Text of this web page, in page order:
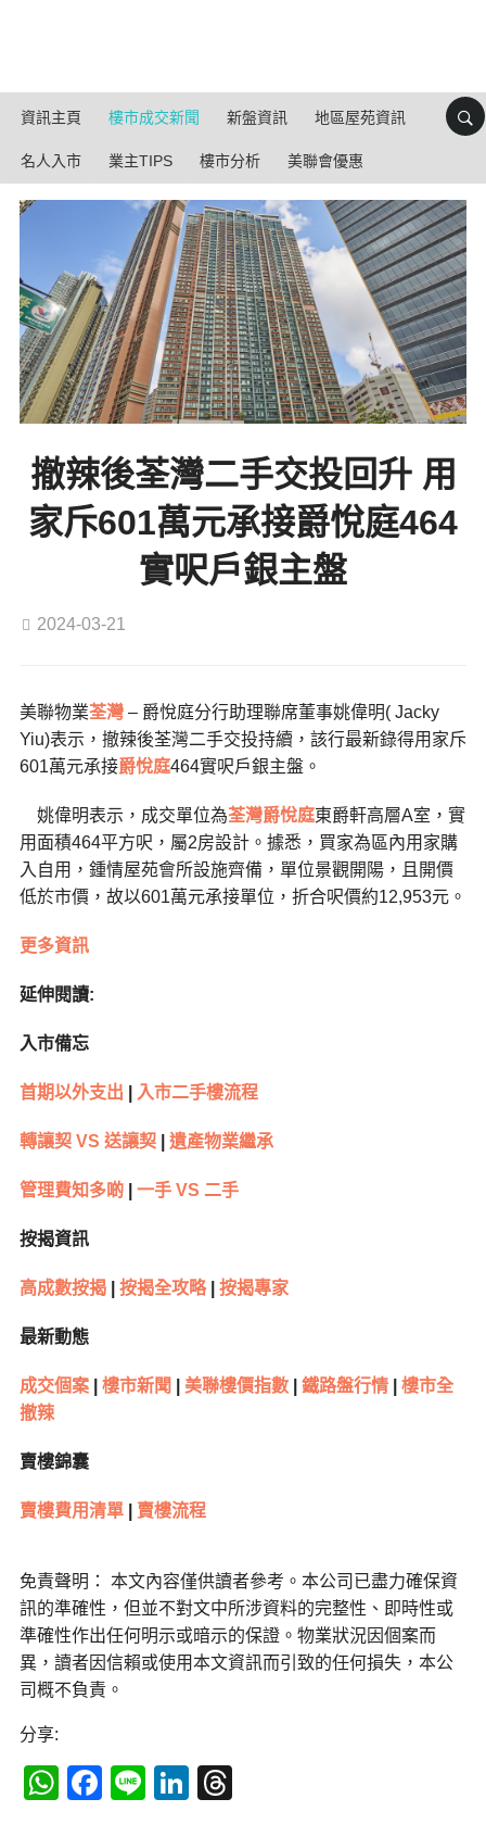
資訊主頁 樓市成交新聞 新盤資訊 地區屋苑資訊
名人入市 業主TIPS 樓市分析 美聯會優惠
撤辣後荃灣二手交投回升 用
家斥601萬元承接爵悅庭464
實呎戶銀主盤
2024-03-21
美聯物業荃灣– 爵悅庭分行助理聯席董事姚偉明( Jacky
Yiu)表示，撤辣後荃灣二手交投持續，該行最新錄得用家斥
601萬元承接爵悅庭464實呎戶銀主盤。
姚偉明表示，成交單位為荃灣爵悅庭東爵軒高層A室，實
用面積464平方呎，屬2房設計。據悉，買家為區內用家購
入自用，鍾情屋苑會所設施齊備，單位景觀開陽，且開價
低於市價，故以601萬元承接單位，折合呎價約12,953元。
更多資訊
延伸閱讀:
入市備忘
首期以外支出 入市二手樓流程
轉讓契 VS 送讓契| 遺產物業繼承
管理費知多啲| 一手 VS 二手
按揭資訊
高成數按揭| 按揭全攻略| 按揭專家
最新動態
成交個案| 樓市新聞 美聯樓價指數| 鐵路盤行情|
樓市全
撤辣
賣樓錦囊
賣樓費用清單| 賣樓流程
免責聲明： 本文內容僅供讀者參考。本公司已盡力確保資
訊的準確性，但並不對文中所涉資料的完整性、即時性或
準確性作出任何明示或暗示的保證。物業狀況因個案而
異，讀者因信賴或使用本文資訊而引致的任何損失，本公
司概不負責。
分享:
WhatsApp
Facebook
LineLinkedIn